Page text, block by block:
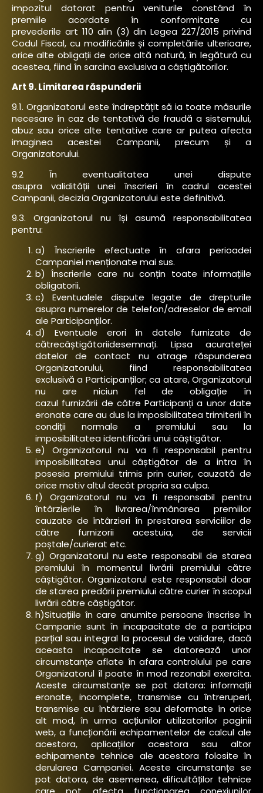
impozitul datorat pentru veniturile constând în
premiile acordate în conformitate cu
prevederile art 110 alin (3) din Legea 227/2015 privind
Codul Fiscal, cu modificările și completările ulterioare,
orice alte obligații de orice altă natură, în legătură cu
acestea, fiind în sarcina exclusiva a câștigătorilor.
Art 9. Limitarea răspunderii
9.1. Organizatorul este îndreptățit să ia toate măsurile
necesare în caz de tentativă de fraudă a sistemului,
abuz sau orice alte tentative care ar putea afecta
imaginea acestei Campanii, precum și a
Organizatorului.
9.2 În eventualitatea unei dispute
asupra validității unei înscrieri în cadrul acestei
Campanii, decizia Organizatorului este definitivă.
9.3. Organizatorul nu își asumă responsabilitatea
pentru:
a) Înscrierile efectuate în afara perioadei
Campaniei menționate mai sus.
b) Înscrierile care nu conțin toate informațiile
obligatorii.
c) Eventualele dispute legate de drepturile
asupra numerelor de telefon/adreselor de email
ale Participanților.
d) Eventuale erori în datele furnizate de
cătrecâștigătoriidesemnați. Lipsa acurateței
datelor de contact nu atrage răspunderea
Organizatorului, fiind responsabilitatea
exclusivă a Participanților; ca atare, Organizatorul
nu are niciun fel de obligație în
cazul furnizării de către Participanți a unor date
eronate care au dus la imposibilitatea trimiterii în
condiții normale a premiului sau la
imposibilitatea identificării unui câștigător.
e) Organizatorul nu va fi responsabil pentru
imposibilitatea unui câștigător de a intra în
posesia premiului trimis prin curier, cauzată de
orice motiv altul decât propria sa culpa.
f) Organizatorul nu va fi responsabil pentru
întârzierile în livrarea/înmânarea premiilor
cauzate de întârzieri în prestarea serviciilor de
către furnizorii acestuia, de servicii
poștale/curierat etc.
g) Organizatorul nu este responsabil de starea
premiului în momentul livrării premiului către
câștigător. Organizatorul este responsabil doar
de starea predării premiului către curier în scopul
livrării către câștigător.
h)Situațiile în care anumite persoane înscrise în
Campanie sunt în incapacitate de a participa
parțial sau integral la procesul de validare, dacă
aceasta incapacitate se datorează unor
circumstanțe aflate în afara controlului pe care
Organizatorul îl poate în mod rezonabil exercita.
Aceste circumstanțe se pot datora: informații
eronate, incomplete, transmise cu întreruperi,
transmise cu întârziere sau deformate în orice
alt mod, în urma acțiunilor utilizatorilor paginii
web, a funcționării echipamentelor de calcul ale
acestora, aplicațiilor acestora sau altor
echipamente tehnice ale acestora folosite în
derularea Campaniei. Aceste circumstanțe se
pot datora, de asemenea, dificultăților tehnice